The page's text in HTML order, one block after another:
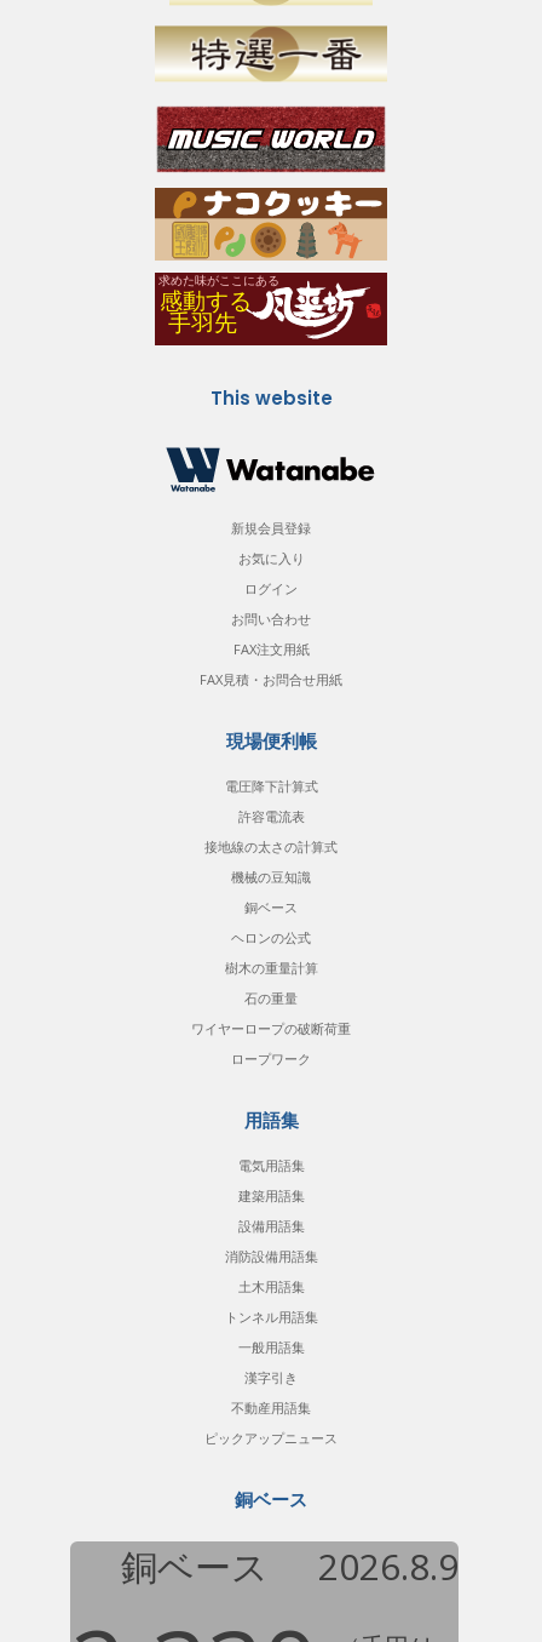
This website
新規会員登録
お気に入り
ログイン
お問い合わせ
FAX注文用紙
FAX見積・お問合せ用紙
現場便利帳
電圧降下計算式
許容電流表
接地線の太さの計算式
機械の豆知識
銅ベース
ヘロンの公式
樹木の重量計算
石の重量
ワイヤーロープの破断荷重
ロープワーク
用語集
電気用語集
建築用語集
設備用語集
消防設備用語集
土木用語集
トンネル用語集
一般用語集
漢字引き
不動産用語集
ピックアップニュース
銅ベース
銅ベース 2026.8.9